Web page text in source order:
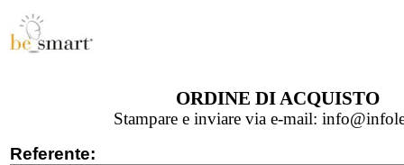
ORDINE DI ACQUISTO
Stampare e inviare via e-mail:
Referente: